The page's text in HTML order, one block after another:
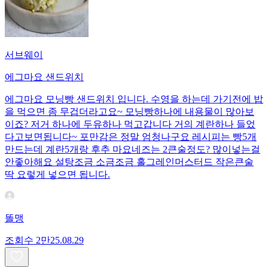
서브웨이
에그마요 샌드위치
에그마요 모닝빵 샌드위치 입니다. 수영을 하는데 가기전에 밥
을 먹으면 좀 무겁더라고요~ 모닝빵하나에 내용물이 많아보
이죠? 저거 하나에 두유하나 먹고갑니다 거의 계란하나 들었
다고보면됩니다~ 포만감은 정말 엄청나구요 레시피는 빵5개
만드는데 계란5개랑 후추 마요네즈는 2큰술정도? 많이넣는걸
안좋아해요 설탕조금 소금조금 홀그레인머스터드 작은큰술
딱 요렇게 넣으면 됩니다.
똘맹
조회수 2만25.08.29